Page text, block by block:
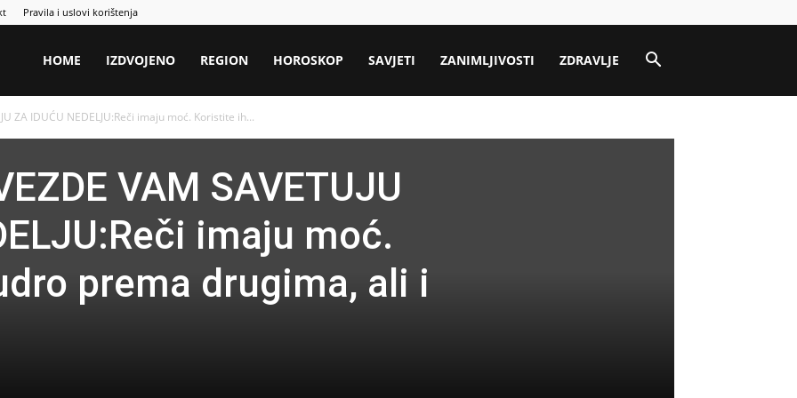
Pravila i uslovi korištenja
HOME IZDVOJENO REGION HOROSKOP SAVJETI ZANIMLJIVOSTI ZDRAVLJE
ZA IDUĆU NEDELJU:Reči imaju moć. Koristite ih...
VAM SAVETUJU
imaju moć.
prema drugima, ali i